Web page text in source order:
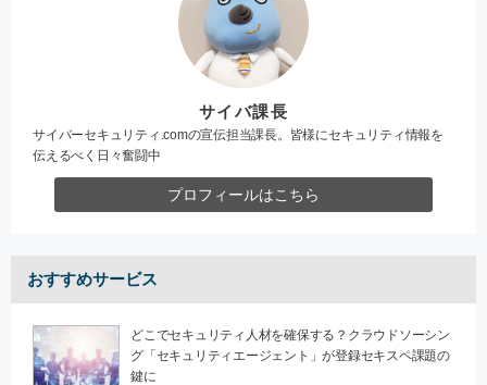
サイバ課長
サイバーセキュリティ.comの宣伝担当課長。皆様にセキュリティ情報を
伝えるべく日々奮闘中
プロフィールはこちら
おすすめサービス
どこでセキュリティ人材を確保する？クラウドソーシン
グ「セキュリティエージェント」が登録セキスペ課題の
鍵に